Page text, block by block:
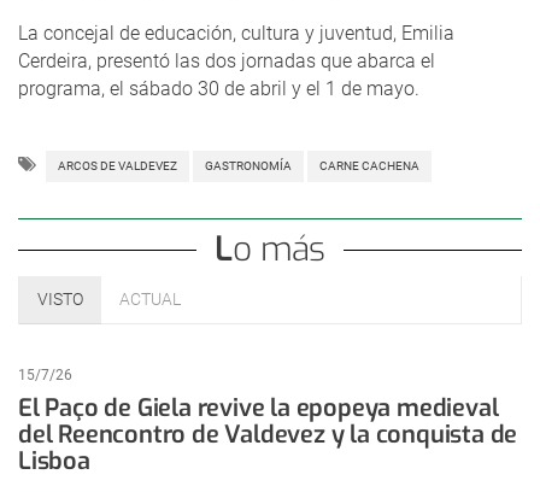
La concejal de educación, cultura y juventud, Emilia
Cerdeira, presentó las dos jornadas que abarca el
programa, el sábado 30 de abril y el 1 de mayo.
ARCOS DE VALDEVEZ GASTRONOMÍA CARNE CACHENA
Lo más
VISTO ACTUAL
15/7/26
El Paço de Giela revive la epopeya medieval
del Reencontro de Valdevez y la conquista de
Lisboa